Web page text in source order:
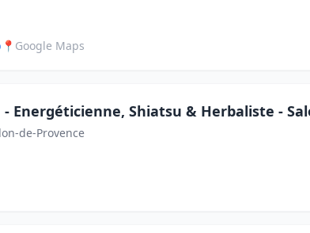
📍 Google Maps
Energéticienne, Shiatsu & Herbaliste -
de-Provence